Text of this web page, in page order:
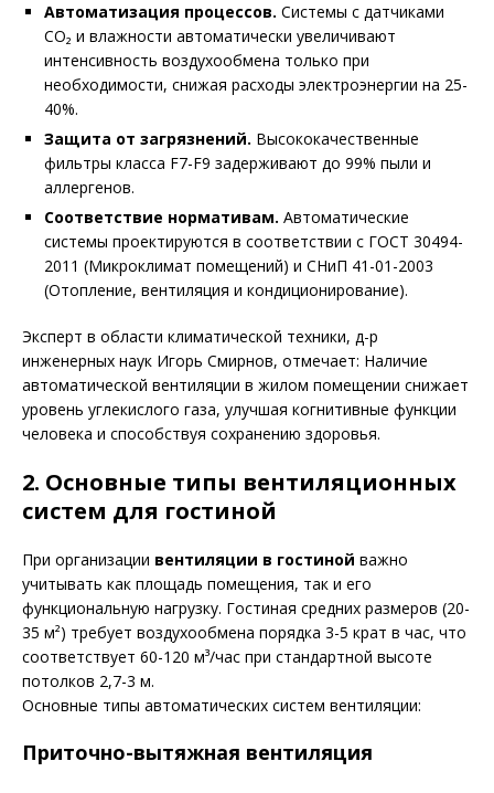
Автоматизация процессов. Системы с датчиками
CO₂ и влажности автоматически увеличивают
интенсивность воздухообмена только при
необходимости, снижая расходы электроэнергии на 25-
40%.
Защита от загрязнений. Высококачественные
фильтры класса F7-F9 задерживают до 99% пыли и
аллергенов.
Соответствие нормативам. Автоматические
системы проектируются в соответствии с ГОСТ 30494-
2011 (Микроклимат помещений) и СНиП 41-01-2003
(Отопление, вентиляция и кондиционирование).
Эксперт в области климатической техники, д-р
инженерных наук Игорь Смирнов, отмечает: Наличие
автоматической вентиляции в жилом помещении снижает
уровень углекислого газа, улучшая когнитивные функции
человека и способствуя сохранению здоровья.
2. Основные типы вентиляционных
систем для гостиной
При организации вентиляции в гостиной важно
учитывать как площадь помещения, так и его
функциональную нагрузку. Гостиная средних размеров (20-
35 м²) требует воздухообмена порядка 3-5 крат в час, что
соответствует 60-120 м³/час при стандартной высоте
потолков 2,7-3 м.
Основные типы автоматических систем вентиляции:
Приточно-вытяжная вентиляция